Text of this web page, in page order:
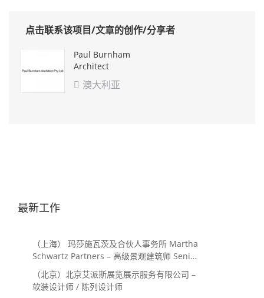
点击联系该项目/文章的创作/分享者
Paul Burnham
Architect
 澳大利亚
最新工作
（上海） 玛莎施瓦茨及合伙人事务所 Martha
Schwartz Partners – 高级景观建筑师 Senior
Landscape Designer / 景观建筑师
Landscape Designer
（北京）北京艾派斯展览展示服务有限公司 –
软装设计师 / 陈列设计师